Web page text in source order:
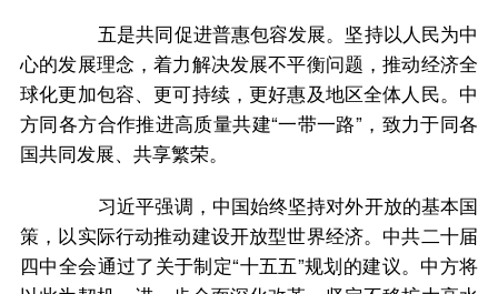
五是共同促进普惠包容发展。坚持以人民为中
心的发展理念，着力解决发展不平衡问题，推动经济全
球化更加包容、更可持续，更好惠及地区全体人民。中
方同各方合作推进高质量共建“一带一路”，致力于同各
国共同发展、共享繁荣。
习近平强调，中国始终坚持对外开放的基本国
策，以实际行动推动建设开放型世界经济。中共二十届
四中全会通过了关于制定“十五五”规划的建议。中方将